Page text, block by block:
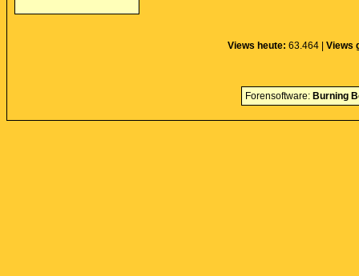
Views heute: 63.464 | Views
Forensoftware: Burning